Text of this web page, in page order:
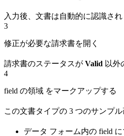
入力後、文書は自動的に認識さ
3
修正が必要な請求書を開く
請求書のステータスが Valid 以外
4
field の領域 をマークアップする
この文書タイプの 3 つのサンプ
データ フォーム内の field